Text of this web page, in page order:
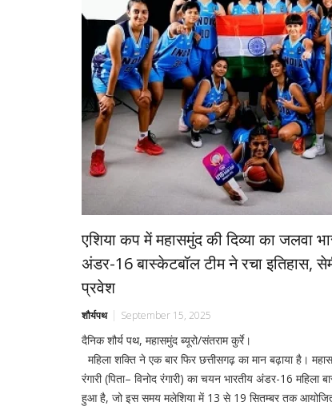
एशिया कप में महासमुंद की दिव्या का जलवा
अंडर-16 बास्केटबॉल टीम ने रचा इतिहास,
प्रवेश
शौर्यपथ September 15, 2025
दैनिक शौर्य पथ, महासमुंद ब्यूरो/संतराम कुर्रे।
महिला शक्ति ने एक बार फिर छत्तीसगढ़ का मान बढ़ाया है।
रंगारी (पिता– विनोद रंगारी) का चयन भारतीय अंडर-16 महिला
हुआ है, जो इस समय मलेशिया में 13 से 19 सितम्बर तक